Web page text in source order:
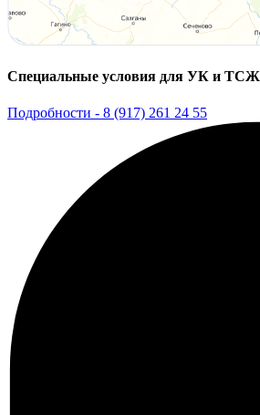
Специальные условия для УК и ТСЖ
Подробности - 8 (917) 261 24 55